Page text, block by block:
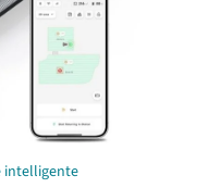
intelligente